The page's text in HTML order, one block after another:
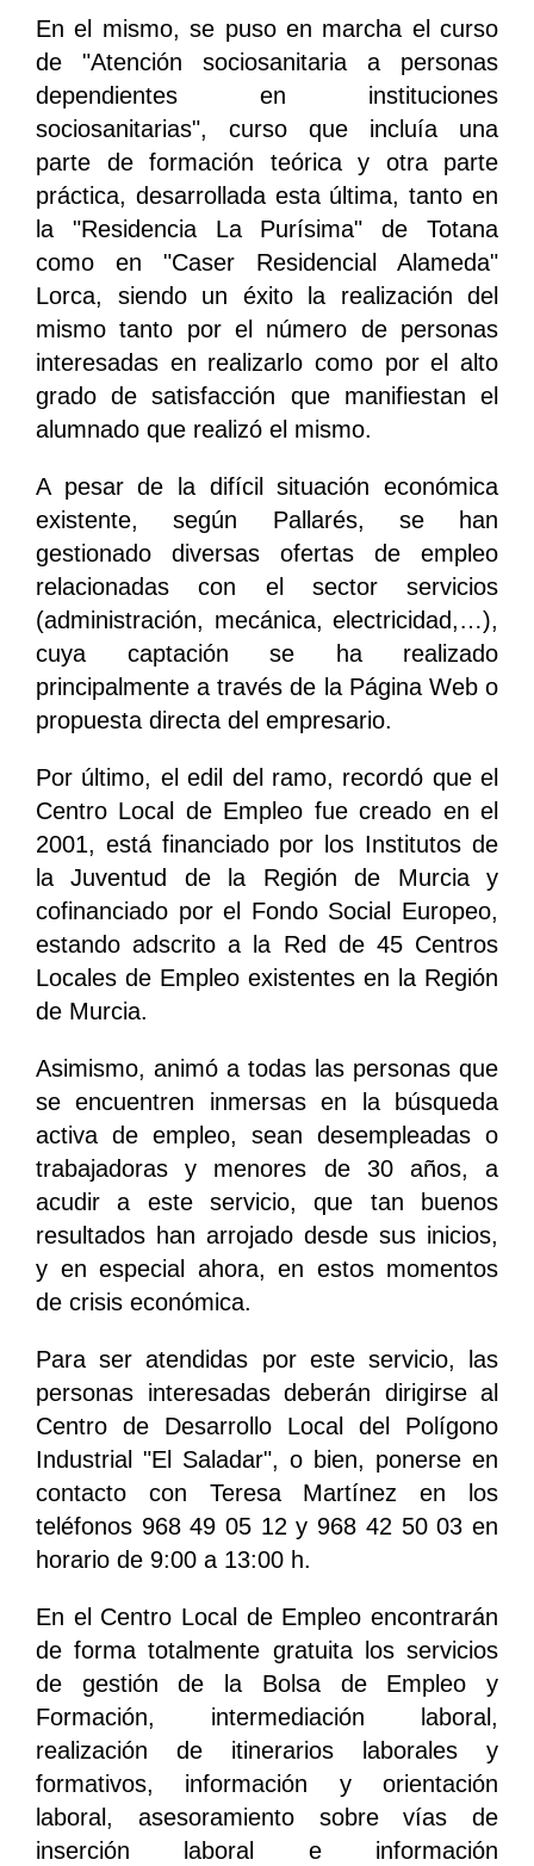
En el mismo, se puso en marcha el curso
de "Atención sociosanitaria a personas
dependientes en instituciones
sociosanitarias", curso que incluía una
parte de formación teórica y otra parte
práctica, desarrollada esta última, tanto en
la "Residencia La Purísima" de Totana
como en "Caser Residencial Alameda"
Lorca, siendo un éxito la realización del
mismo tanto por el número de personas
interesadas en realizarlo como por el alto
grado de satisfacción que manifiestan el
alumnado que realizó el mismo.
A pesar de la difícil situación económica
existente, según Pallarés, se han
gestionado diversas ofertas de empleo
relacionadas con el sector servicios
(administración, mecánica, electricidad,…),
cuya captación se ha realizado
principalmente a través de la Página Web o
propuesta directa del empresario.
Por último, el edil del ramo, recordó que el
Centro Local de Empleo fue creado en el
2001, está financiado por los Institutos de
la Juventud de la Región de Murcia y
cofinanciado por el Fondo Social Europeo,
estando adscrito a la Red de 45 Centros
Locales de Empleo existentes en la Región
de Murcia.
Asimismo, animó a todas las personas que
se encuentren inmersas en la búsqueda
activa de empleo, sean desempleadas o
trabajadoras y menores de 30 años, a
acudir a este servicio, que tan buenos
resultados han arrojado desde sus inicios,
y en especial ahora, en estos momentos
de crisis económica.
Para ser atendidas por este servicio, las
personas interesadas deberán dirigirse al
Centro de Desarrollo Local del Polígono
Industrial "El Saladar", o bien, ponerse en
contacto con Teresa Martínez en los
teléfonos 968 49 05 12 y 968 42 50 03 en
horario de 9:00 a 13:00 h.
En el Centro Local de Empleo encontrarán
de forma totalmente gratuita los servicios
de gestión de la Bolsa de Empleo y
Formación, intermediación laboral,
realización de itinerarios laborales y
formativos, información y orientación
laboral, asesoramiento sobre vías de
inserción laboral e información